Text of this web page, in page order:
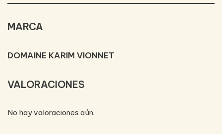
MARCA
DOMAINE KARIM VIONNET
VALORACIONES
No hay valoraciones aún.